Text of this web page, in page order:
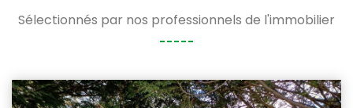
Sélectionnés par nos professionnels de l'immobilier